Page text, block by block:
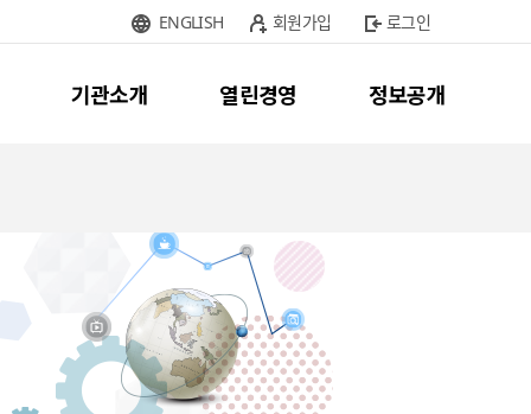
ENGLISH 회원가입 로그인
기관소개 열린경영 정보공개